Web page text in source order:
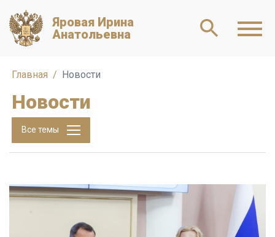
Яровая Ирина
Анатольевна
Главная Новости
Новости
Все темы